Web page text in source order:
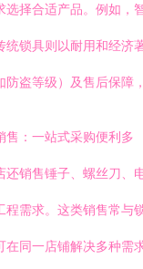
选择合适产品。例如，
统锁具则以耐用和经济
盗等级）及售后保障
售：一站式采购便利多
还销售锤子、螺丝刀、
程需求。这类销售常与
同一店铺解决多种需